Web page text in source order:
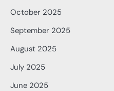
October 2025
September 2025
August 2025
July 2025
June 2025